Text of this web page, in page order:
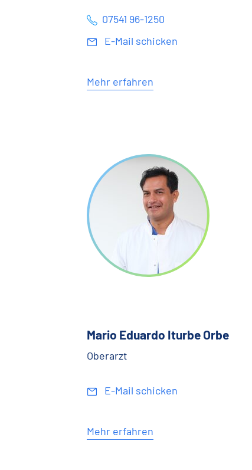
07541 96-1250
E-Mail schicken
Mehr erfahren
Mario Eduardo Iturbe Orbe
Oberarzt
E-Mail schicken
Mehr erfahren